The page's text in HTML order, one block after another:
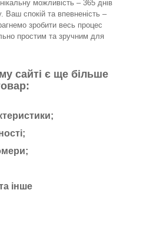
можливість – 365 днів
Ваш спокій та впевненість –
зробити весь процес
простим та зручним для
сайті є ще більше
інше